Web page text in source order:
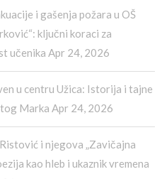
i gašenja požara u OŠ
ključni koraci za
učenika Apr 24, 2026
u centru Užica: Istorija i tajne
Marka Apr 24, 2026
i njegova „Zavičajna
kao hleb i ukaznik vremena